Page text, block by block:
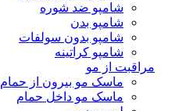
شامپو ضد شوره
شامپو بدن
شامپو بدون سولفات
شامپو کراتینه
مراقبت از مو
ماسک مو بیرون از حمام
ماسک مو داخل حمام